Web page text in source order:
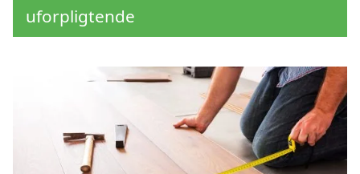
uforpligtende